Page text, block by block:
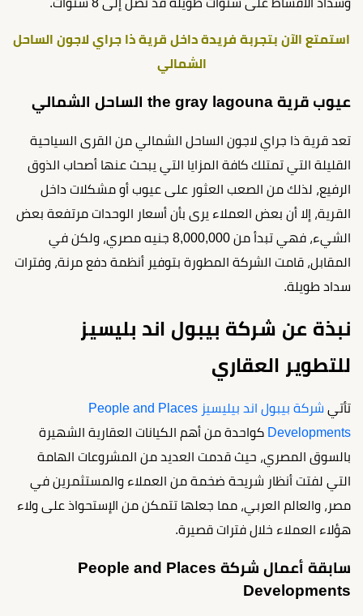
استمتع الآن بتجربة فريدة داخل قرية ذا جراي لاجون الساحل
الشمالي
عيوب قرية the gray lagouna الساحل الشمالي
تعد قرية ذا جراي لاجون الساحل الشمالي من القرى السياحية
القليلة التي تمتلك كافة المزايا التي يبحث عنها أصحاب الذوق
الرفيع، لذلك من الصعب العثور على عيوب أو مشكلات داخل
القرية، إلا أن بعض العملاء يرى بأن أسعار الوحدات مرتفعة بعض
الشيء، فهي تبدأ من 8,000,000 جنيه مصري، ولكن في
المقابل، قامت الشركة المطورة بتوفير أنظمة دفع مرنة، وفترات
سداد طويلة.
نبذة عن شركة بيبول اند بليسيز
للتطوير العقاري
تأتي
شركة بيبول اند بيليسيز People and Places
Developments كواحدة من أهم الكيانات العقارية الشهيرة
بالسوق المصري، حيث قدمت العديد من المشروعات الهامة
التي لفتت أنظار شريحة ضخمة من العملاء والمستثمرين في
مصر، والعالم العربي، مما جعلها تتمكن من الإستحواذ على ولاء
هؤلاء العملاء خلال فترات قصيرة.
سابقة أعمال شركة People and Places
Developments